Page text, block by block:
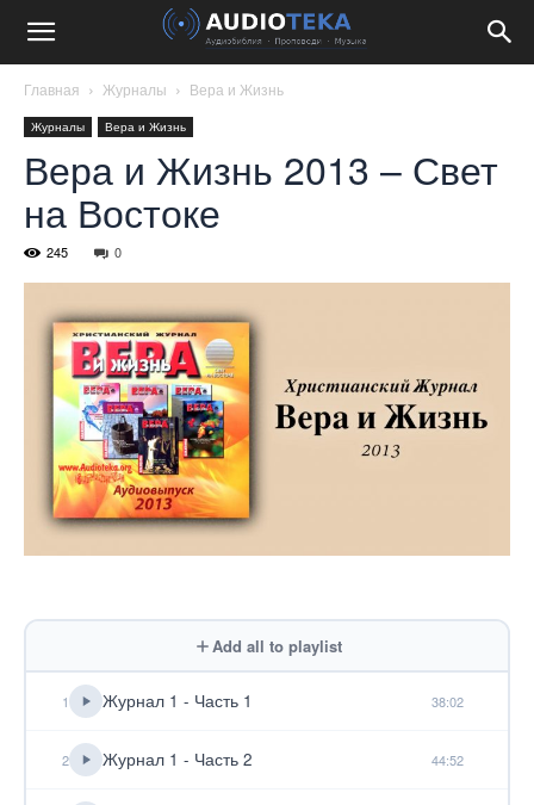
Главная Журналы Вера и Жизнь
Журналы Вера и Жизнь
Вера и Жизнь 2013 – Свет
на Востоке
245 0
Add all to playlist
1 Журнал 1 - Часть 1 38:02
2 Журнал 1 - Часть 2 44:52